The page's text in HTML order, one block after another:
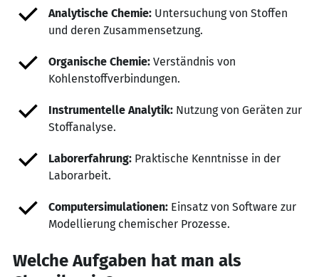
Analytische Chemie: Untersuchung von Stoffen
und deren Zusammensetzung.
Organische Chemie: Verständnis von
Kohlenstoffverbindungen.
Instrumentelle Analytik: Nutzung von Geräten zur
Stoffanalyse.
Laborerfahrung: Praktische Kenntnisse in der
Laborarbeit.
Computersimulationen: Einsatz von Software zur
Modellierung chemischer Prozesse.
Welche Aufgaben hat man als